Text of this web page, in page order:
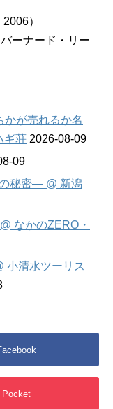
）
ーナード・リー
かが売れるか名
ギ荘 2026-08-09
09
秘密— @ 新潟
なかのZERO・
清水ツーリス
Pocket